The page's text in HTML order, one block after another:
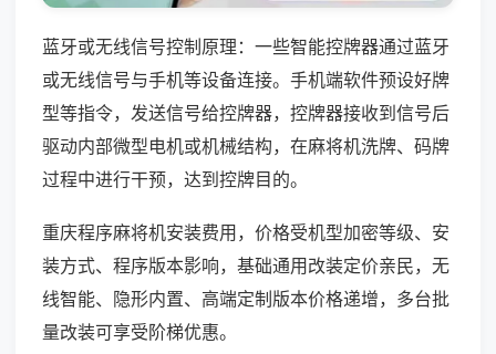
蓝牙或无线信号控制原理：一些智能控牌器通过蓝牙
或无线信号与手机等设备连接。手机端软件预设好牌
型等指令，发送信号给控牌器，控牌器接收到信号后
驱动内部微型电机或机械结构，在麻将机洗牌、码牌
过程中进行干预，达到控牌目的。
重庆程序麻将机安装费用，价格受机型加密等级、安
装方式、程序版本影响，基础通用改装定价亲民，无
线智能、隐形内置、高端定制版本价格递增，多台批
量改装可享受阶梯优惠。